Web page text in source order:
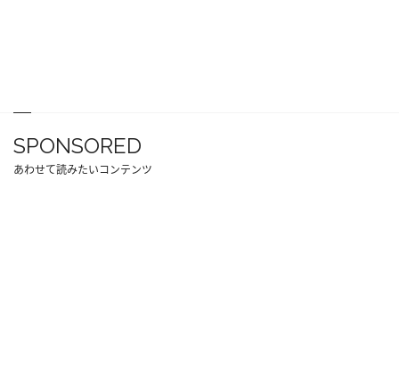
SPONSORED
あわせて読みたいコンテンツ